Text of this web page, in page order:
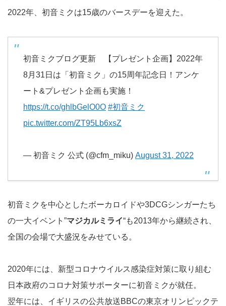
2022年、初音ミクは15歳のバースデーを迎えた。
初音ミクブログ更新 【プレゼント企画】2022年
8月31日は「初音ミク」の15周年記念日！アンケ
ート&プレゼント企画も実施！
https://t.co/ghlbGelO0O #初音ミク
pic.twitter.com/ZT95Lb6xsZ
— 初音ミク 公式 (@cfm_miku) August 31, 2022
初音ミクを中心としたボーカロイドや3DCGシンガーたち
の一大イベント”マジカルミライ“も2013年から継続され、
全国の会場で大盛況をみせている。
2020年には、新型コロナウイルス感染症対策に取り組む
日本政府のコロナ対策サポーターに初音ミクが就任。
翌年には、イギリスの公共放送BBCの東京オリンピックテ